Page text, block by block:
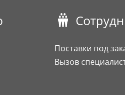
Поставки под
Вызов